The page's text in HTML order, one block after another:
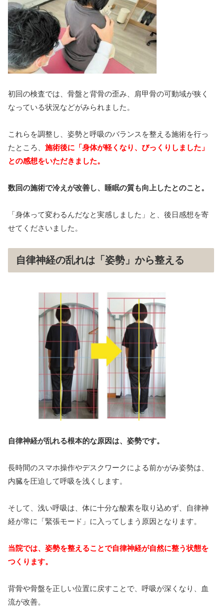
初回の検査では、骨盤と背骨の歪み、肩甲骨の可動域が狭く
なっている状況などがみられました。
これらを調整し、姿勢と呼吸のバランスを整える施術を行っ
たところ、 施術後に「身体が軽くなり、びっくりしました」
との感想をいただきました。
数回の施術で冷えが改善し、睡眠の質も向上したとのこと。
「身体って変わるんだなと実感しました」と、後日感想を寄
せてくださいました。
自律神経の乱れは「姿勢」から整える
自律神経が乱れる根本的な原因は、姿勢です。
長時間のスマホ操作やデスクワークによる前かがみ姿勢は、
内臓を圧迫して呼吸を浅くします。
そして、浅い呼吸は、体に十分な酸素を取り込めず、自律神
経が常に「緊張モード」に入ってしまう原因となります。
当院では、姿勢を整えることで自律神経が自然に整う状態を
つくります。
背骨や骨盤を正しい位置に戻すことで、呼吸が深くなり、血
流が改善。